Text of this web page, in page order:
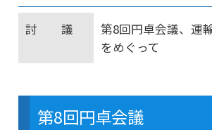
討 議
第8回円卓会議、運
をめぐって
第8回円卓会議